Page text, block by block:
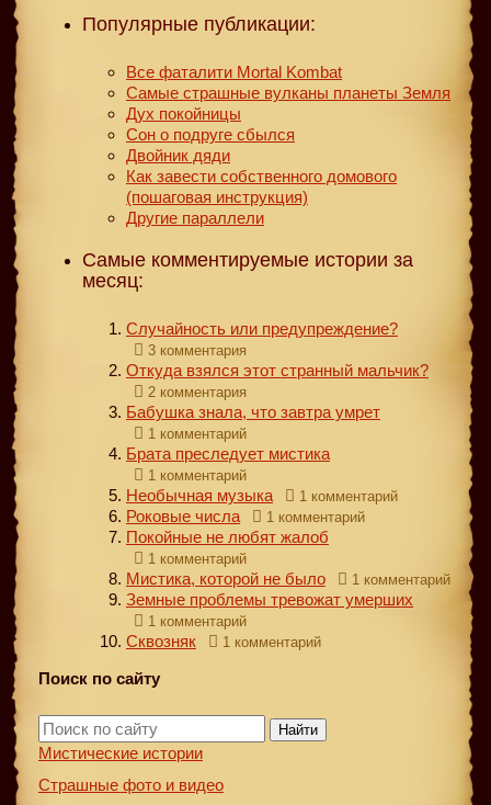
Популярные публикации:
Все фаталити Mortal Kombat
Самые страшные вулканы планеты Земля
Дух покойницы
Сон о подруге сбылся
Двойник дяди
Как завести собственного домового
(пошаговая инструкция)
Другие параллели
Самые комментируемые истории за
месяц:
Случайность или предупреждение?
3 комментария
Откуда взялся этот странный мальчик?
2 комментария
Бабушка знала, что завтра умрет
1 комментарий
Брата преследует мистика
1 комментарий
Необычная музыка 1 комментарий
Роковые числа 1 комментарий
Покойные не любят жалоб
1 комментарий
Мистика, которой не было 1 комментарий
Земные проблемы тревожат умерших
1 комментарий
Сквозняк 1 комментарий
Поиск по сайту
Найти
Мистические истории
Страшные фото и видео